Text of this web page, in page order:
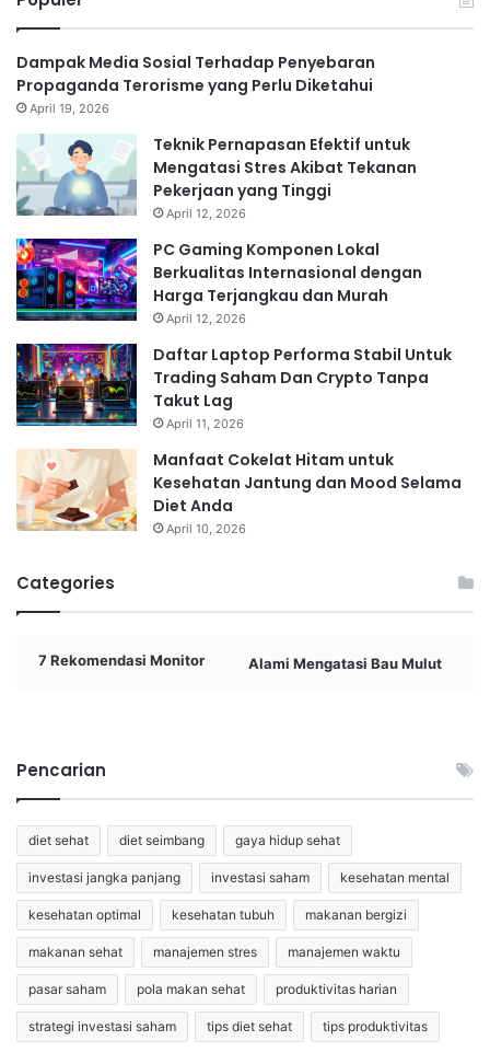
Dampak Media Sosial Terhadap Penyebaran
Propaganda Terorisme yang Perlu Diketahui
April 19, 2026
Teknik Pernapasan Efektif untuk
Mengatasi Stres Akibat Tekanan
Pekerjaan yang Tinggi
April 12, 2026
PC Gaming Komponen Lokal
Berkualitas Internasional dengan
Harga Terjangkau dan Murah
April 12, 2026
Daftar Laptop Performa Stabil Untuk
Trading Saham Dan Crypto Tanpa
Takut Lag
April 11, 2026
Manfaat Cokelat Hitam untuk
Kesehatan Jantung dan Mood Selama
Diet Anda
April 10, 2026
Categories
7 Rekomendasi Monitor Alami Mengatasi Bau Mulut
Pencarian
diet sehat diet seimbang gaya hidup sehat
investasi jangka panjang investasi saham kesehatan mental
kesehatan optimal kesehatan tubuh makanan bergizi
makanan sehat manajemen stres manajemen waktu
pasar saham pola makan sehat produktivitas harian
strategi investasi saham tips diet sehat tips produktivitas